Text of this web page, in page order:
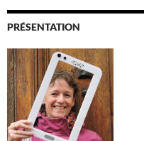
PRÉSENTATION